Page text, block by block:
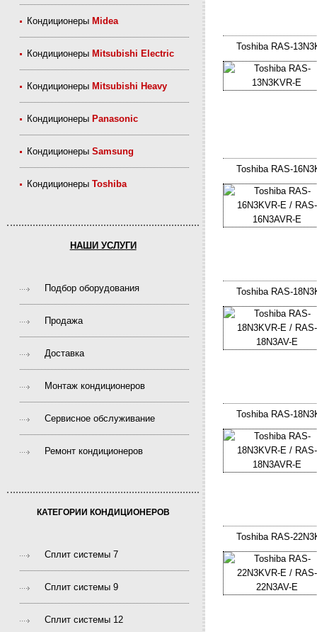
Кондиционеры Midea
Кондиционеры Mitsubishi Electric
Кондиционеры Mitsubishi Heavy
Кондиционеры Panasonic
КондиционерыSamsung
КондиционерыToshiba
НАШИ УСЛУГИ
Подбор оборудования
Продажа
Доставка
Монтаж кондиционеров
Сервисное обслуживание
Ремонт кондиционеров
КАТЕГОРИИ КОНДИЦИОНЕРОВ
Сплит системы 7
Сплит системы 9
Сплит системы 12
Toshiba RAS-
Toshiba RAS-
Toshiba RAS-
Toshiba RAS-
Toshiba RAS-